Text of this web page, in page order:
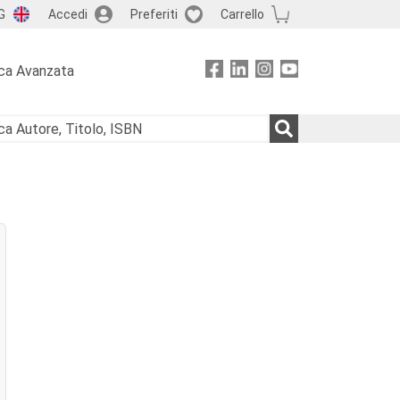
Accedi Preferiti Carrello
Avanzata